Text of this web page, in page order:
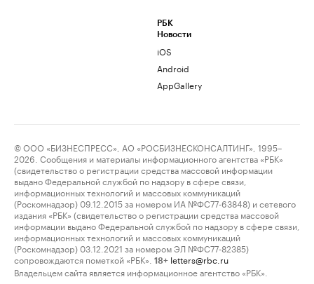
РБК
Новости
iOS
Android
AppGallery
© ООО «БИЗНЕСПРЕСС», АО «РОСБИЗНЕСКОНСАЛТИНГ», 1995–
2026. Сообщения и материалы информационного агентства «РБК»
(свидетельство о регистрации средства массовой информации
выдано Федеральной службой по надзору в сфере связи,
информационных технологий и массовых коммуникаций
(Роскомнадзор) 09.12.2015 за номером ИА №ФС77-63848) и сетевого
издания «РБК» (свидетельство о регистрации средства массовой
информации выдано Федеральной службой по надзору в сфере связи,
информационных технологий и массовых коммуникаций
(Роскомнадзор) 03.12.2021 за номером ЭЛ №ФС77-82385)
сопровождаются пометкой «РБК».
18+ letters@rbc.ru
Владельцем сайта является информационное агентство «РБК».